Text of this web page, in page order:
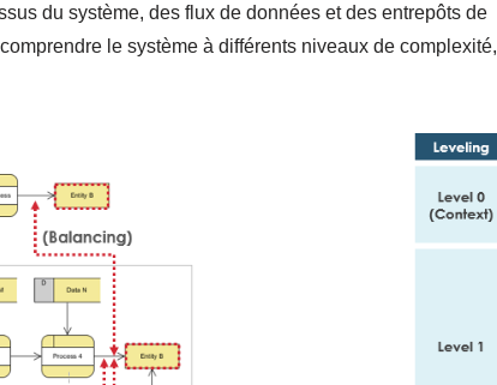
du système, des flux de données et des entrepôts de
le système à différents niveaux de complexité,